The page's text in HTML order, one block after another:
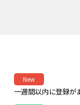
New
一週間以内に登録が